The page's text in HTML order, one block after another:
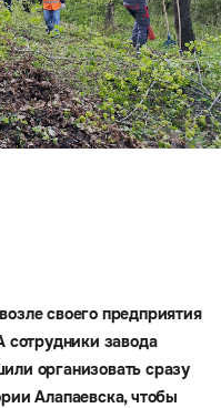
своего предприятия
сотрудники завода
организовать сразу
Алапаевска, чтобы